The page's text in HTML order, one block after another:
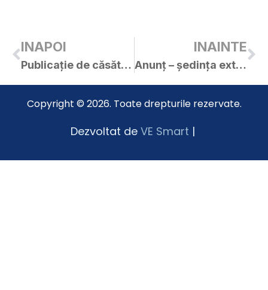
INAPOI
Publicație de căsătorie – Bogdan Daniel-Andrei / Bogat Andreea-Romina
INAINTE
Anunț – ședința extraordinară a C.L. Curtici din 20.07.2022
Copyright © 2026. Toate drepturile rezervate.
Dezvoltat de VE Smart |